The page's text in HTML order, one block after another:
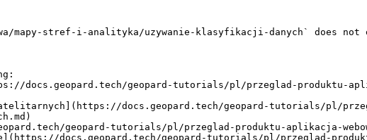
mapy-stref-i-analityka/uzywanie-klasyfikacji-danych` does not
docs.geopard.tech/geopard-tutorials/pl/przeglad-produktu-
docs.geopard.tech/geopard-tutorials/pl/
geopard-tutorials/pl/przeglad-produktu-aplikacja-
docs.geopard.tech/geopard-tutorials/pl/przeglad-